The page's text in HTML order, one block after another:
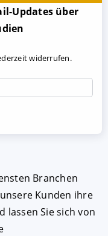
Updates über
widerrufen.
Branchen
Kunden ihre
lassen Sie sich von